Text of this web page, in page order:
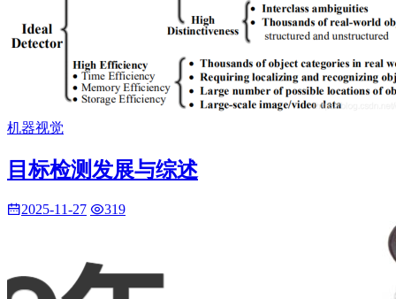
机器视觉
目标检测发展与综述
2025-11-27 319